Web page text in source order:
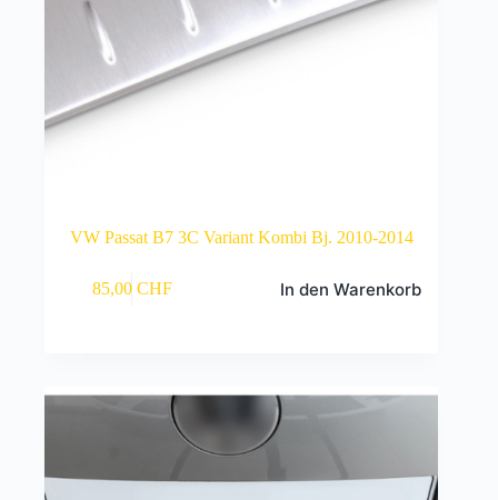
VW Passat B7 3C Variant Kombi Bj. 2010-2014
85,00 CHF In den Warenkorb